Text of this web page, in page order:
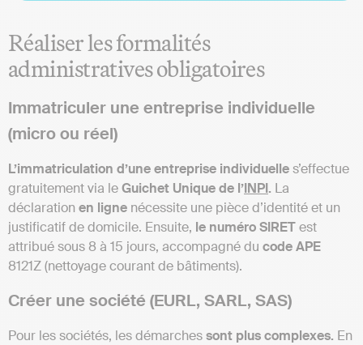
Réaliser les formalités
administratives obligatoires
Immatriculer une entreprise individuelle
(micro ou réel)
L’immatriculation d’une entreprise individuelles’effectue
gratuitement via leGuichet Unique de l’INPI. La
déclaration en ligne nécessite une pièce d’identité et un
justificatif de domicile. Ensuite, le numéro SIRETest
attribué sous 8 à 15 jours, accompagné du code APE
8121Z (nettoyage courant de bâtiments).
Créer une société (EURL, SARL, SAS)
Pour les sociétés, les démarchessont plus complexes. En